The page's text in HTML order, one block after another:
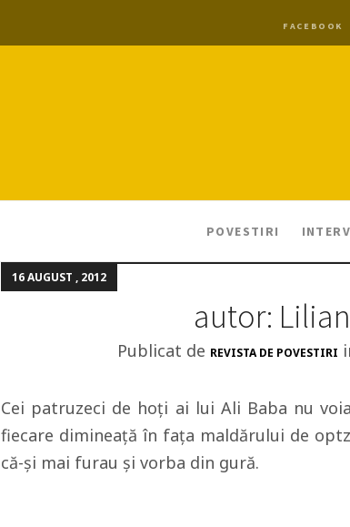
FACEBOOK
POVESTIRI
16 AUGUST , 2012
autor:
Publicat de REVISTA DE POVESTIRI
Cei patruzeci de hoți ai lui Ali Baba nu
fiecare dimineaţă în faţa maldărului de
că-şi mai furau şi vorba din gură.